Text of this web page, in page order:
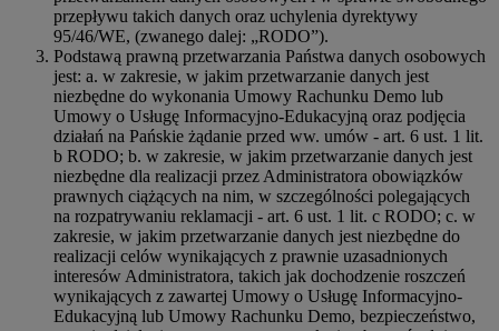
przepływu takich danych oraz uchylenia dyrektywy
95/46/WE, (zwanego dalej: „RODO”).
Podstawą prawną przetwarzania Państwa danych osobowych
jest: a. w zakresie, w jakim przetwarzanie danych jest
niezbędne do wykonania Umowy Rachunku Demo lub
Umowy o Usługę Informacyjno-Edukacyjną oraz podjęcia
działań na Pańskie żądanie przed ww. umów - art. 6 ust. 1 lit.
b RODO; b. w zakresie, w jakim przetwarzanie danych jest
niezbędne dla realizacji przez Administratora obowiązków
prawnych ciążących na nim, w szczególności polegających
na rozpatrywaniu reklamacji - art. 6 ust. 1 lit. c RODO; c. w
zakresie, w jakim przetwarzanie danych jest niezbędne do
realizacji celów wynikających z prawnie uzasadnionych
interesów Administratora, takich jak dochodzenie roszczeń
wynikających z zawartej Umowy o Usługę Informacyjno-
Edukacyjną lub Umowy Rachunku Demo, bezpieczeństwo,